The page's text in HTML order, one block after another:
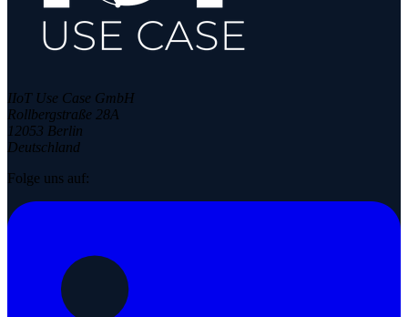
IIoT Use Case GmbH
Rollbergstraße 28A
12053 Berlin
Deutschland
Folge uns auf: